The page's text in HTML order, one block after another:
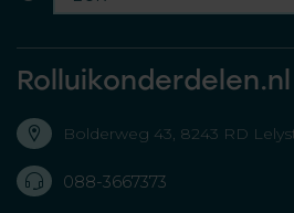
Rolluikonderdelen.nl
Bolderweg 43, 8243 RD
088-3667373